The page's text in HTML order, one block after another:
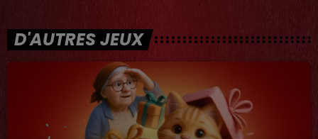
D'AUTRES JEUX